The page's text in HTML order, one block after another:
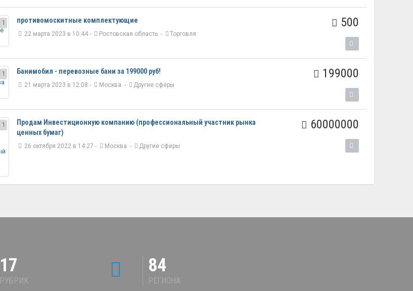
1 противомоскитные комплектующие
22 марта 2023 в 10:44 - Ростовская область - Торговля
500
1 Банимобил - перевозные бани за 199000 руб!
21 марта 2023 в 12:08 - Москва - Другие сферы
199000
1
Продам Инвестиционную компанию (профессиональный участник рынка
ценных бумаг)
26 октября 2022 в 14:27 - Москва - Другие сферы
60000000
17
РУБРИК
84
РЕГИОНА